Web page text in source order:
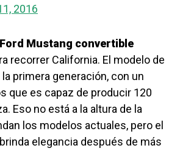
2016
Ford Mustang convertible
recorrer California. El modelo de
primera generación, con un
que es capaz de producir 120
Eso no está a la altura de la
los modelos actuales, pero el
elegancia después de más